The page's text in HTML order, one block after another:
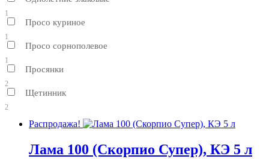
1
Просо куриное
1
Просо сорнополевое
1
Просянки
2
Щетинник
2
Распродажа!
Лама 100 (Скорпио Супер), КЭ 5 л